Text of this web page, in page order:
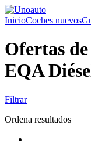
InicioCoches nuevos
Ofertas
EQA
Filtrar
Ordena resultados